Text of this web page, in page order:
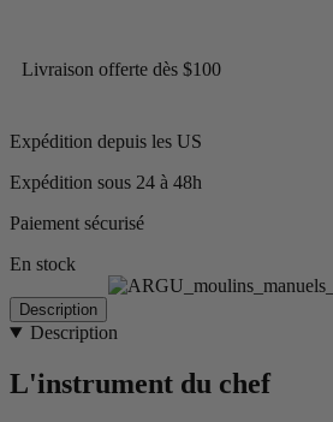
Livraison offerte dès $100
Expédition depuis les US
Expédition sous 24 à 48h
Paiement sécurisé
En stock
Description
Description
L'instrument du chef